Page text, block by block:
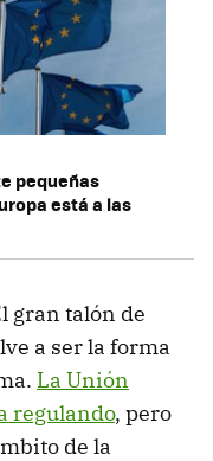
pequeñas
está a las
gran talón de
a ser la forma
La Unión
regulando, pero
de la